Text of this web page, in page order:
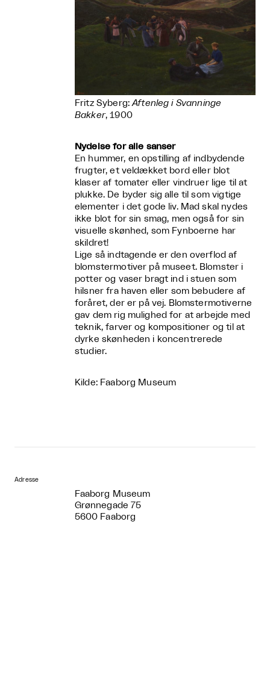
Fritz Syberg:Aftenleg i Svanninge
Bakker, 1900
Nydelse for alle sanser
En hummer, en opstilling af indbydende
frugter, et veldækket bord eller blot
klaser af tomater eller vindruer lige til at
plukke. De byder sig alle til som vigtige
elementer i det gode liv. Mad skal nydes
ikke blot for sin smag, men også for sin
visuelle skønhed, som Fynboerne har
skildret!
Lige så indtagende er den overflod af
blomstermotiver på museet. Blomster i
potter og vaser bragt ind i stuen som
hilsner fra haven eller som bebudere af
foråret, der er på vej. Blomstermotiverne
gav dem rig mulighed for at arbejde med
teknik, farver og kompositioner og til at
dyrke skønheden i koncentrerede
studier.
Kilde: Faaborg Museum
Adresse
Faaborg Museum
Grønnegade 75
5600 Faaborg